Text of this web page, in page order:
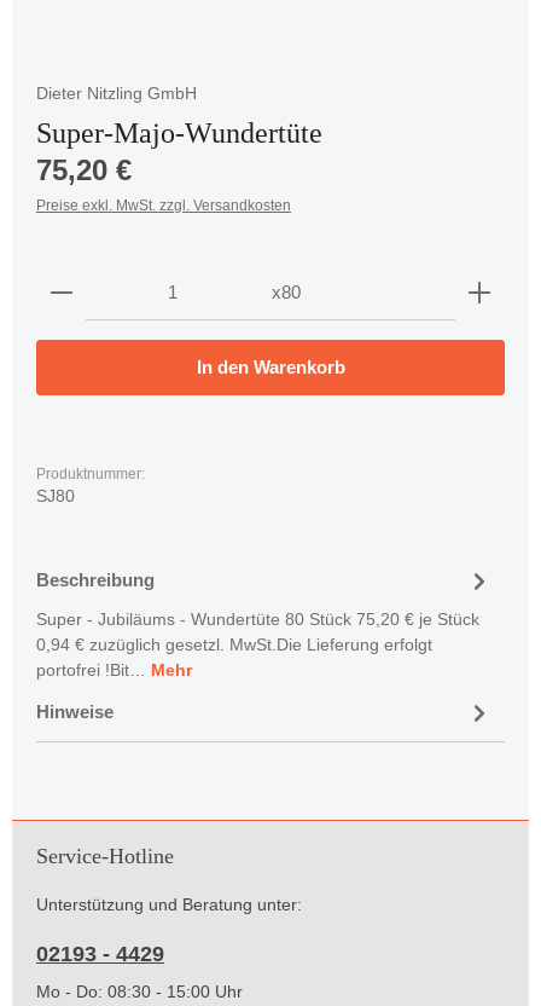
Dieter Nitzling GmbH
Super-Majo-Wundertüte
Regulärer Preis:
75,20 €
Preise exkl. MwSt. zzgl. Versandkosten
Produkt Anzahl: Gib den gewünschten Wert ein
x80
In den Warenkorb
Produktnummer:
SJ80
Beschreibung
Super - Jubiläums - Wundertüte 80 Stück 75,20 € je Stück
0,94 € zuzüglich gesetzl. MwSt.Die Lieferung erfolgt
portofrei !Bit… Mehr
Hinweise
Service-Hotline
Unterstützung und Beratung unter:
02193 - 4429
Mo - Do: 08:30 - 15:00 Uhr